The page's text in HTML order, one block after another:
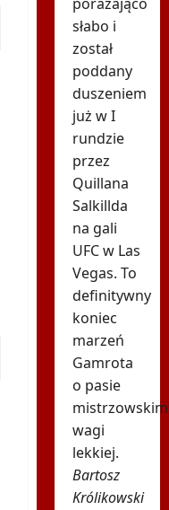
słabo i
został
poddany
duszeniem
już w I
rundzie
przez
Quillana
Salkillda
na gali
UFC w Las
Vegas. To
definitywny
koniec
marzeń
Gamrota
o pasie
mistrzowskim
wagi
lekkiej.
Bartosz
Królikowski